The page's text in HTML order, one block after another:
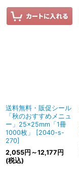
送料無料・販促シール
「秋のおすすめメニュ
ー」25×25mm「1冊
1000枚」
[2040-s-
270]
2,055円 ～12,177円
(税込)